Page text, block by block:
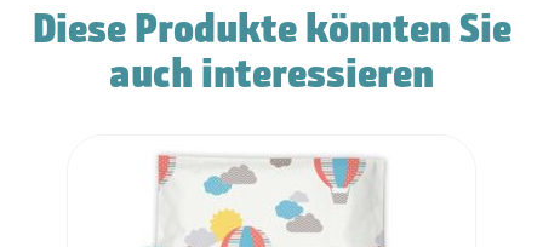
Diese Produkte könnten Sie
auch interessieren